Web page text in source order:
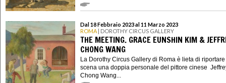
Dal 18 Febbraio 2023 al 11 Marzo 2023
ROMA | DOROTHY CIRCUS GALLERY
THE MEETING. GRACE EUNSHIN KIM &
CHONG WANG
La Dorothy Circus Gallery di Roma è lieta di
scena una doppia personale del pittore cinese
Chong Wang...